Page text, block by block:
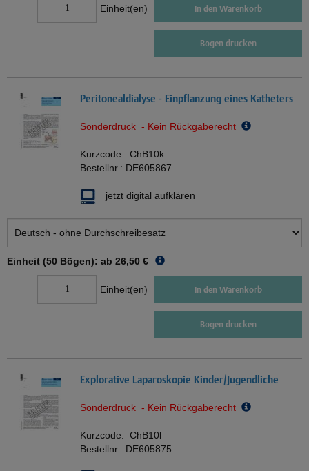
Einheit(en) In den Warenkorb
Bogen drucken
Peritonealdialyse - Einpflanzung eines Katheters
Sonderdruck - Kein Rückgaberecht
Kurzcode: ChB10k
Bestellnr.: DE605867
jetzt digital aufklären
Einheit (50 Bögen): ab 26,50 €
Einheit(en) In den Warenkorb
Bogen drucken
Explorative Laparoskopie Kinder/Jugendliche
Sonderdruck - Kein Rückgaberecht
Kurzcode: ChB10l
Bestellnr.: DE605875